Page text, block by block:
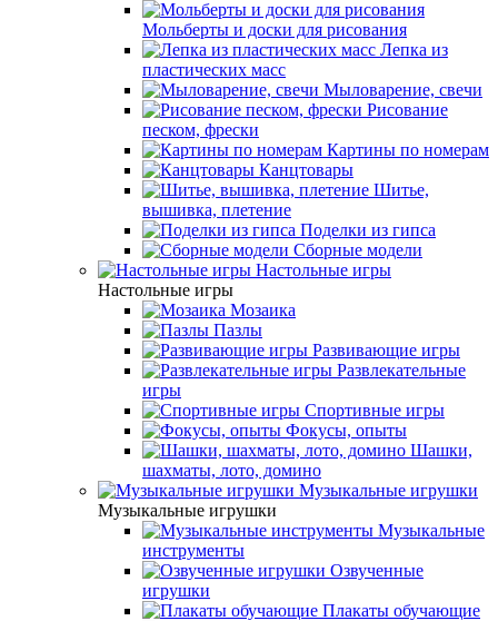
Мольберты и доски для рисования
Лепка из
пластических масс
Мыловарение, свечи
Рисование
песком, фрески
Картины по номерам
Канцтовары
Шитье,
вышивка, плетение
Поделки из гипса
Сборные модели
Настольные игры
Настольные игры
Мозаика
Пазлы
Развивающие игры
Развлекательные
игры
Спортивные игры
Фокусы, опыты
Шашки,
шахматы, лото, домино
Музыкальные игрушки
Музыкальные игрушки
Музыкальные
инструменты
Озвученные
игрушки
Плакаты обучающие